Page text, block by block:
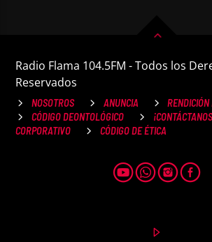
Radio Flama 104.5FM - Todos los
Reservados
NOSOTROS ANUNCIA
CÓDIGO DEONTOLÓGICO
CORPORATIVO
CÓDIGO DE ÉTICA